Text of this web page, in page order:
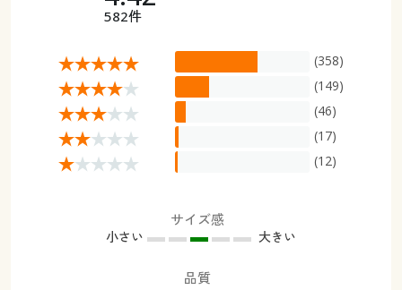
582件
(358)
(149)
(46)
(17)
(12)
サイズ感
小さい 大きい
品質